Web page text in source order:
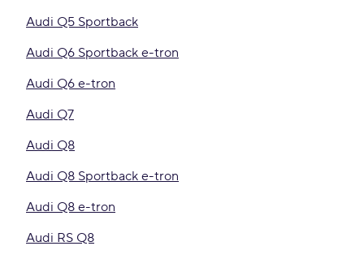
Audi Q5 Sportback
Audi Q6 Sportback e-tron
Audi Q6 e-tron
Audi Q7
Audi Q8
Audi Q8 Sportback e-tron
Audi Q8 e-tron
Audi RS Q8